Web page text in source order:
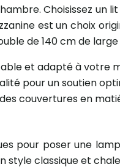
Choisissez
est un choix
de 140 cm de
et adapté à votre
pour un soutien
couvertures en
pour poser une
style classique et